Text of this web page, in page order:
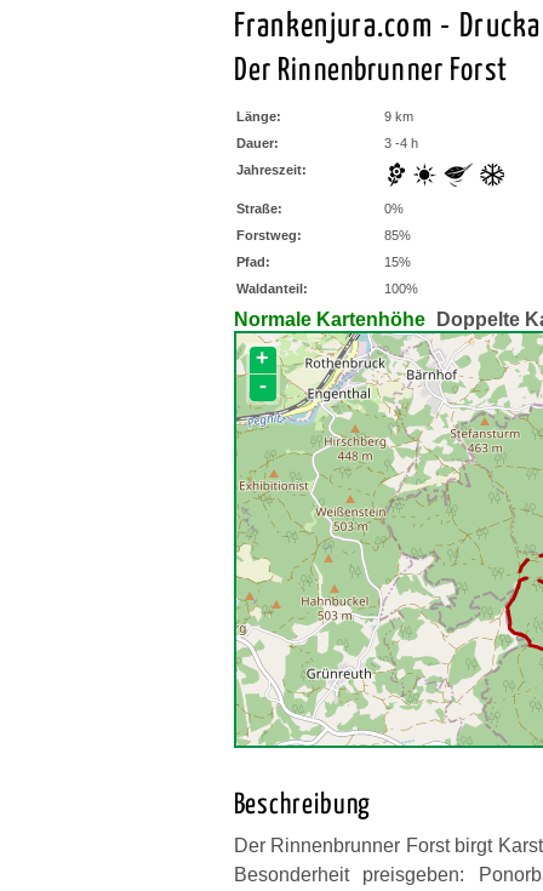
Frankenjura.com -
Der Rinnenbrunner Forst
Länge:
9 km
Dauer:
3 -4 h
Jahreszeit:
Straße:
0%
Forstweg:
85%
Pfad:
15%
Waldanteil:
100%
Normale Kartenhöhe Doppelte
+
-
Beschreibung
Der Rinnenbrunner Forst birgt
Besonderheit preisgeben: